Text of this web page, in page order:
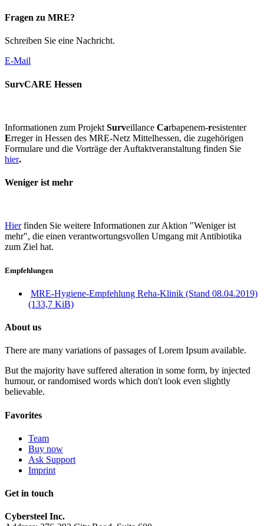
Fragen zu MRE?
Schreiben Sie eine Nachricht.
E-Mail
SurvCARE Hessen
Informationen zum Projekt Surveillance Carbapenem-resistenter
Erreger in Hessen des MRE-Netz Mittelhessen, die zugehörigen
Formulare und die Vorträge der Auftaktveranstaltung finden Sie
hier.
Weniger ist mehr
Hierfinden Sie weitere Informationen zur Aktion "Weniger ist
mehr", die einen verantwortungsvollen Umgang mit Antibiotika
zum Ziel hat.
Empfehlungen
MRE-Hygiene-Empfehlung Reha-Klinik (Stand 08.04.2019)
(133,7 KiB)
About us
There are many variations of passages of Lorem Ipsum available.
But the majority have suffered alteration in some form, by injected
humour, or randomised words which don't look even slightly
believable.
Favorites
Team
Buy now
Ask Support
Imprint
Get in touch
Cybersteel Inc.